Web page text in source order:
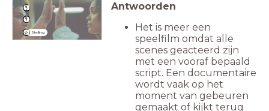
Stelling
Antwoorden
Het is meer een
speelfilm omdat alle
scenes geacteerd zijn
met een vooraf bepaald
script. Een documentaire
wordt vaak op het
moment van gebeuren
gemaakt of kijkt terug